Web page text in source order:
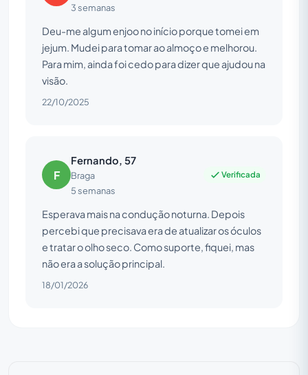
3 semanas
Deu-me algum enjoo no início porque tomei em
jejum. Mudei para tomar ao almoço e melhorou.
Para mim, ainda foi cedo para dizer que ajudou na
visão.
22/10/2025
F
Fernando, 57
Braga
5 semanas
Verificada
Esperava mais na condução noturna. Depois
percebi que precisava era de atualizar os óculos
e tratar o olho seco. Como suporte, fiquei, mas
não era a solução principal.
18/01/2026